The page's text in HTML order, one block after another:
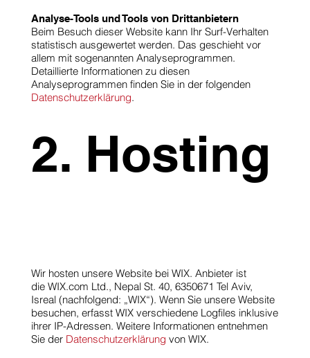
Analyse-Tools und Tools von Drittanbietern
Beim Besuch dieser Website kann Ihr Surf-Verhalten
statistisch ausgewertet werden. Das geschieht vor
allem mit sogenannten Analyseprogrammen.
Detaillierte Informationen zu diesen
Analyseprogrammen finden Sie in der folgenden
Datenschutzerklärung.
2. Hosting
Wir hosten unsere Website bei WIX. Anbieter ist
die WIX.com Ltd., Nepal St. 40, 6350671 Tel Aviv,
Isreal (nachfolgend: „WIX“). Wenn Sie unsere Website
besuchen, erfasst WIX verschiedene Logfiles inklusive
ihrer IP-Adressen. Weitere Informationen entnehmen
Sie der Datenschutzerklärung von WIX.